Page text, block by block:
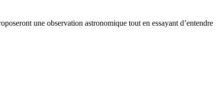
une observation astronomique tout en essayant d’entendre